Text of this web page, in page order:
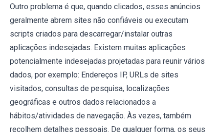
Outro problema é que, quando clicados, esses anúncios
geralmente abrem sites não confiáveis ou executam
scripts criados para descarregar/instalar outras
aplicações indesejadas. Existem muitas aplicações
potencialmente indesejadas projetadas para reunir vários
dados, por exemplo: Endereços IP, URLs de sites
visitados, consultas de pesquisa, localizações
geográficas e outros dados relacionados a
hábitos/atividades de navegação. Às vezes, também
recolhem detalhes pessoais. De qualquer forma, os seus